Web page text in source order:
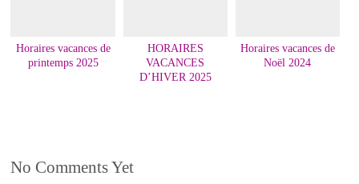
Horaires vacances de
printemps 2025
HORAIRES
VACANCES
D’HIVER 2025
Horaires vacances de
Noël 2024
No Comments Yet